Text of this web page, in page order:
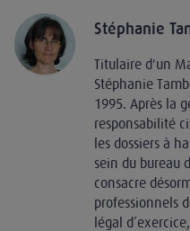
Stéphanie
Titulaire d'un
Stéphanie
1995. Après la
responsabilité
les dossiers à
sein du bureau
consacre
professionnels
légal